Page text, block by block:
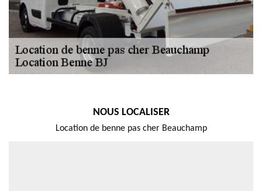
NOUS LOCALISER
Location de benne pas cher Beauchamp